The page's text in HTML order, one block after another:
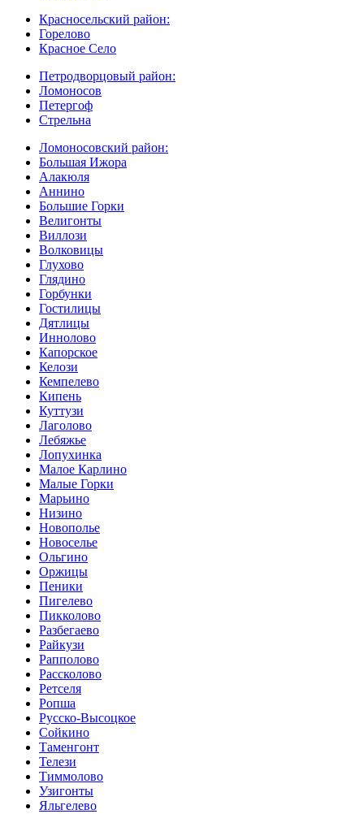
Красносельский район:
Горелово
Красное Село
Петродворцовый район:
Ломоносов
Петергоф
Стрельна
Ломоносовский район:
Большая Ижора
Алакюля
Аннино
Большие Горки
Велигонты
Виллози
Волковицы
Глухово
Глядино
Горбунки
Гостилицы
Дятлицы
Иннолово
Капорское
Келози
Кемпелево
Кипень
Куттузи
Лаголово
Лебяжье
Лопухинка
Малое Карлино
Малые Горки
Марьино
Низино
Новополье
Новоселье
Ольгино
Оржицы
Пеники
Пигелево
Пикколово
Разбегаево
Райкузи
Рапполово
Рассколово
Ретселя
Ропша
Русско-Высоцкое
Сойкино
Таменгонт
Телези
Тиммолово
Узигонты
Яльгелево